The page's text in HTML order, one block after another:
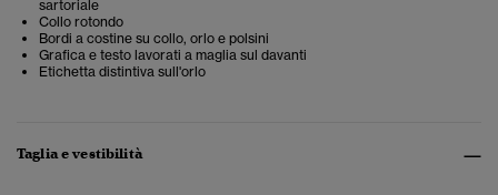
sartoriale
Collo rotondo
Bordi a costine su collo, orlo e polsini
Grafica e testo lavorati a maglia sul davanti
Etichetta distintiva sull'orlo
Taglia e vestibilità